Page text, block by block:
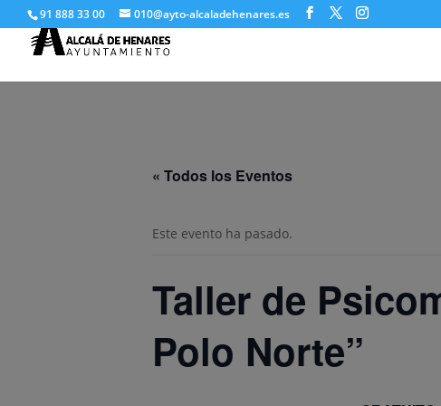
91 888 33 00 010@ayto-alcaladehenares.es
« Todos los Eventos
Este evento ha pasado.
Taller de
Polo Norte”